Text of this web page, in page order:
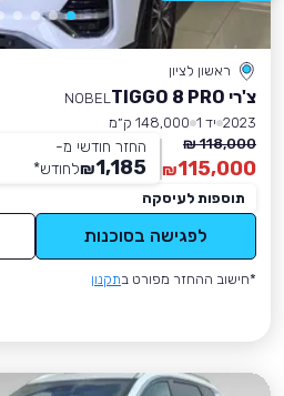
ראשון לציון
צ'רי TIGGO 8 PRO
NOBEL
2023 יד 1
148,000 ק״מ
118,000 ₪
115,000
₪
החזר חודשי מ-
1,185
₪לחודש*
תוספות לעיסקה
לפגישה בסוכנות
*חישוב ההחזר מפורט בתקנון